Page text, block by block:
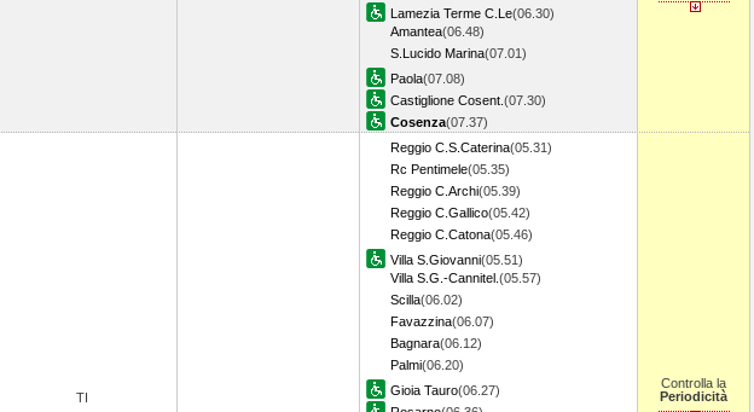
Lamezia Terme C.Le(06.30)
Amantea(06.48)
S.Lucido Marina(07.01)
Paola(07.08)
Castiglione Cosent. (07.30)
Cosenza(07.37)
TI
Reggio C.S.Caterina(05.31)
Rc Pentimele(05.35)
Reggio C.Archi(05.39)
Reggio C.Gallico(05.42)
Reggio C.Catona(05.46)
Villa S.Giovanni(05.51)
Villa S.G.-Cannitel. (05.57)
Scilla(06.02)
Favazzina(06.07)
Bagnara(06.12)
Palmi(06.20)
Gioia Tauro(06.27)
Controlla la
Periodicità